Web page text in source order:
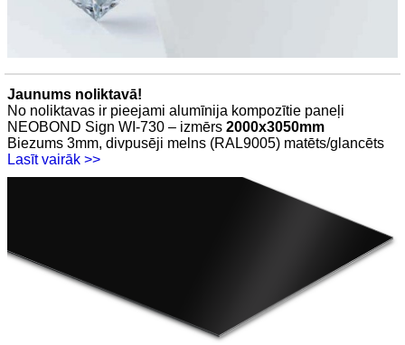
Jaunums noliktavā!
No noliktavas ir pieejami alumīnija kompozītie paneļi
NEOBOND Sign WI-730 – izmērs 2000x3050mm
Biezums 3mm, divpusēji melns (RAL9005) matēts/glancēts
Lasīt vairāk >>